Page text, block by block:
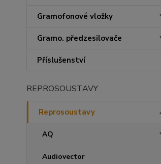
Gramofonové vložky
Gramo. předzesilovače
Příslušenství
REPROSOUSTAVY
Reprosoustavy
AQ
Audiovector